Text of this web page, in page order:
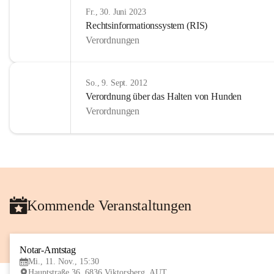
Fr., 30. Juni 2023
Rechtsinformationssystem (RIS)
Verordnungen
So., 9. Sept. 2012
Verordnung über das Halten von Hunden
Verordnungen
Kommende Veranstaltungen
Notar-Amtstag
Mi., 11. Nov., 15:30